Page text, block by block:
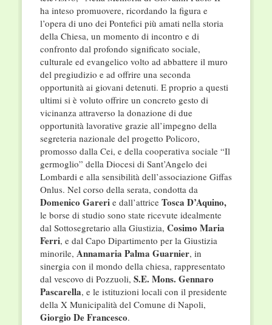
ha inteso promuovere, ricordando la figura e
l’opera di uno dei Pontefici più amati nella storia
della Chiesa, un momento di incontro e di
confronto dal profondo significato sociale,
culturale ed evangelico volto ad abbattere il muro
del pregiudizio e ad offrire una seconda
opportunità ai giovani detenuti. E proprio a questi
ultimi si è voluto offrire un concreto gesto di
vicinanza attraverso la donazione di due
opportunità lavorative grazie all’impegno della
segreteria nazionale del progetto Policoro,
promosso dalla Cei, e della cooperativa sociale “Il
germoglio” della Diocesi di Sant’Angelo dei
Lombardi e alla sensibilità dell’associazione Giffas
Onlus. Nel corso della serata, condotta da
Domenico Garerie dall’attrice Tosca D’Aquino,
le borse di studio sono state ricevute idealmente
dal Sottosegretario alla Giustizia, Cosimo Maria
Ferri, e dal Capo Dipartimento per la Giustizia
minorile, Annamaria Palma Guarnier, in
sinergia con il mondo della chiesa, rappresentato
dal vescovo di Pozzuoli, S.E. Mons. Gennaro
Pascarella, e le istituzioni locali con il presidente
della X Municipalità del Comune di Napoli,
Giorgio De Francesco.